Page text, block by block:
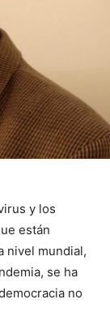
y los
están
nivel mundial,
se ha
no